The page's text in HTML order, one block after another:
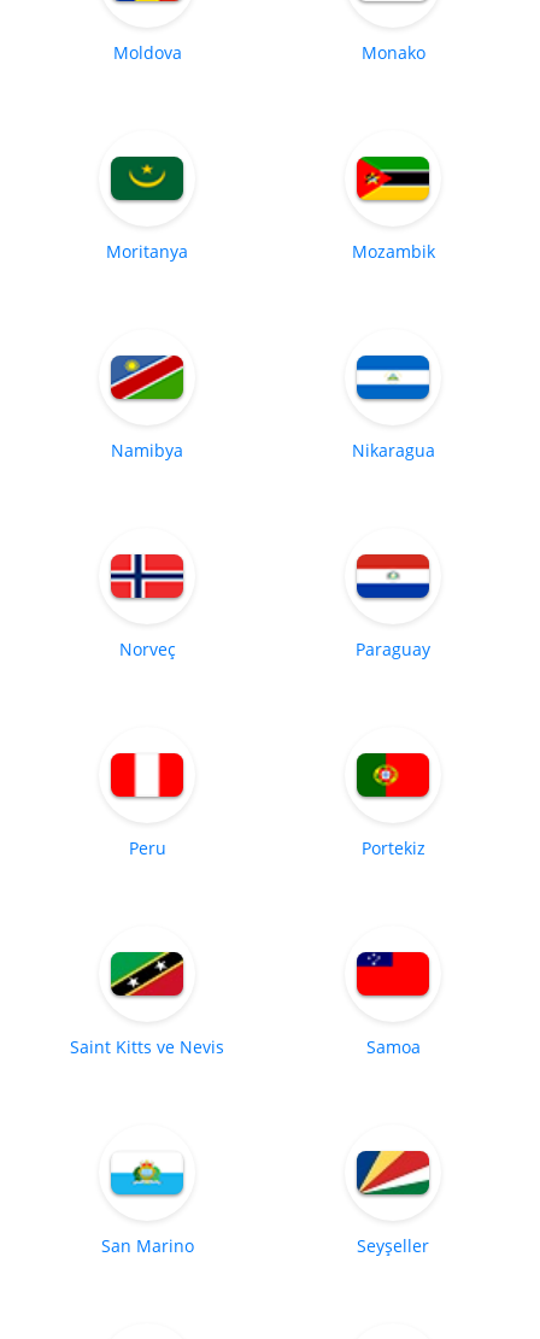
Moldova Monako
Moritanya Mozambik
Namibya Nikaragua
Norveç Paraguay
Peru Portekiz
Saint Kitts ve Nevis Samoa
San Marino Seyşeller